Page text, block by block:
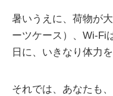
暑いうえに、荷物が
ーツケース）、Wi-Fi
日に、いきなり体力
それでは、あなたも